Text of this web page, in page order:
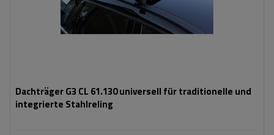
Dachträger G3 CL 61.130 universell für traditionelle und
integrierte Stahlreling